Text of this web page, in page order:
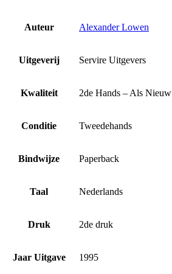
Auteur Alexander Lowen
Uitgeverij Servire Uitgevers
Kwaliteit 2de Hands – Als Nieuw
Conditie Tweedehands
Bindwijze Paperback
Taal Nederlands
Druk 2de druk
Jaar Uitgave 1995